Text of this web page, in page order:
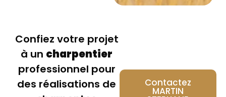
Confiez votre projet
à un charpentier
professionnel pour
des réalisations de
Contactez
MARTIN